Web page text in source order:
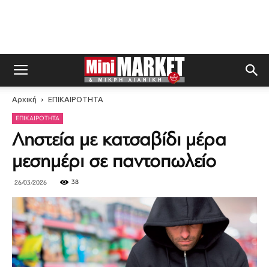
Αρχική ΕΠΙΚΑΙΡΟΤΗΤΑ
ΕΠΙΚΑΙΡΟΤΗΤΑ
Ληστεία με κατσαβίδι μέρα
μεσημέρι σε παντοπωλείο
26/03/2026 38